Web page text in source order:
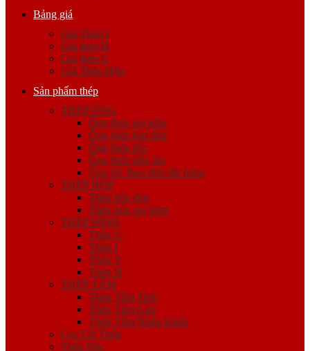
Bảng giá
Giá Thép I
Giá thép H
Giá thép U
Giá Thép Hộp
Sản phẩm thép
THÉP ỐNG
Ống thép mạ kẽm
Ống thép hàn đen
Ống thép đúc
Ống thép siêu âm
Ống lốc theo đơn đặt hàng
THÉP HỘP
Thép hộp đen
Thép hộp mạ kẽm
THÉP HÌNH
Thép U
Thép I
Thép V
Thép H
THÉP TẤM
Thép Tấm Trơn
Thép Tấm Gân
Thép Tấm Nhập Khẩu
Cọc Cừ Thép
Thép Đặc